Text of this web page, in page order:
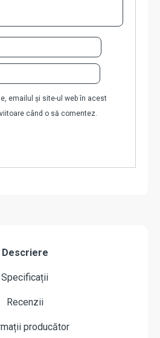
emailul și site-ul web în acest
când o să comentez.
Descriere
Specificații
Recenzii
producător